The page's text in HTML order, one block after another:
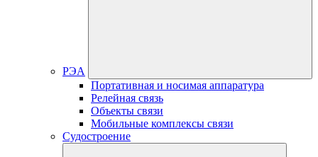
РЭА
Портативная и носимая аппаратура
Релейная связь
Объекты связи
Мобильные комплексы связи
Судостроение